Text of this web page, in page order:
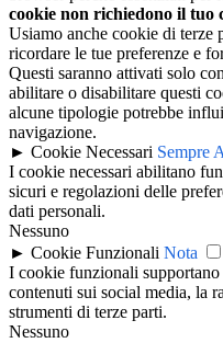
cookie non richiedono il tuo
Usiamo anche cookie di terze
ricordare le tue preferenze e
Questi saranno attivati solo
abilitare o disabilitare questi
alcune tipologie potrebbe
navigazione.
► Cookie Necessari Sempre
I cookie necessari abilitano
sicuri e regolazioni delle
dati personali.
Nessuno
► Cookie Funzionali Nota
I cookie funzionali
contenuti sui social media, la
strumenti di terze parti.
Nessuno